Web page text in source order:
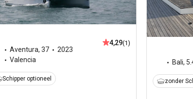
Aventura, 37
2023
Valencia
4,29(1)
Schipper optioneel
Bali,
zonder